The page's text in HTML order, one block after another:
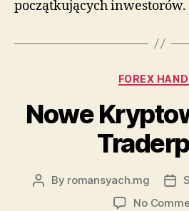
początkujących inwestorów.
FOREX
Nowe
Post
By romansyach.mg
No